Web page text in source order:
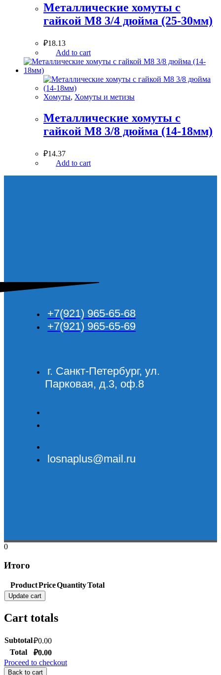
Металлические хомуты с
гайкой М8 3/4 дюйма (25-30мм)
₽18.13
Add to cart
Хомуты, Хомуты и метизы
Металлические хомуты с
гайкой М8 3/8 дюйма (14-18мм)
₽14.37
Add to cart
+7(921) 965-65-68
+7(921) 965-65-69
г. Санкт-Петербург, ул.
Парковая, д.3, оф.8
losnaplus@mail.ru
0
Итого
ProductPriceQuantityTotal
Update cart
Cart totals
Subtotal₽0.00
Total
₽0.00
Proceed to checkout
Back to cart